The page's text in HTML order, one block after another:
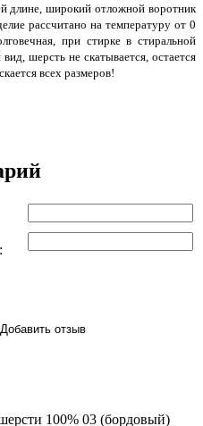
длине, широкий отложной воротник
рассчитано на температуру от 0
при стирке в стиральной
шерсть не скатывается, остается
всех размеров!